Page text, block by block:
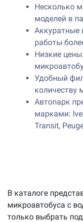
Несколько
моделей в
Аккуратные
работы
Низкие
Удобный
количеству
Автопарк
марками:
Transit,
В каталоге
микроавтобуса с
только выбрать